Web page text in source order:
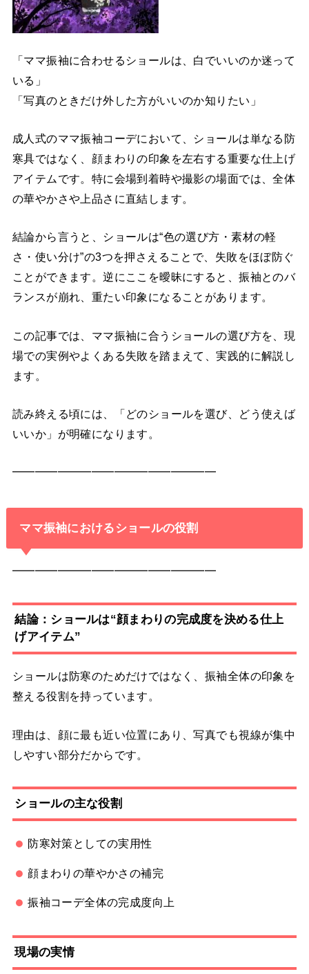
「ママ振袖に合わせるショールは、白でいいのか迷って
いる」
「写真のときだけ外した方がいいのか知りたい」
成人式のママ振袖コーデにおいて、ショールは単なる防
寒具ではなく、顔まわりの印象を左右する重要な仕上げ
アイテムです。特に会場到着時や撮影の場面では、全体
の華やかさや上品さに直結します。
結論から言うと、ショールは“色の選び方・素材の軽
さ・使い分け”の3つを押さえることで、失敗をほぼ防ぐ
ことができます。逆にここを曖昧にすると、振袖とのバ
ランスが崩れ、重たい印象になることがあります。
この記事では、ママ振袖に合うショールの選び方を、現
場での実例やよくある失敗を踏まえて、実践的に解説し
ます。
読み終える頃には、「どのショールを選び、どう使えば
いいか」が明確になります。
━━━━━━━━━━━━━━━━━━
ママ振袖におけるショールの役割
━━━━━━━━━━━━━━━━━━
結論：ショールは“顔まわりの完成度を決める仕上
げアイテム”
ショールは防寒のためだけではなく、振袖全体の印象を
整える役割を持っています。
理由は、顔に最も近い位置にあり、写真でも視線が集中
しやすい部分だからです。
ショールの主な役割
防寒対策としての実用性
顔まわりの華やかさの補完
振袖コーデ全体の完成度向上
現場の実情